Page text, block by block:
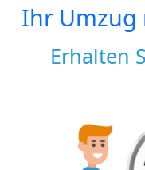
Ihr Umzug
Erhalten